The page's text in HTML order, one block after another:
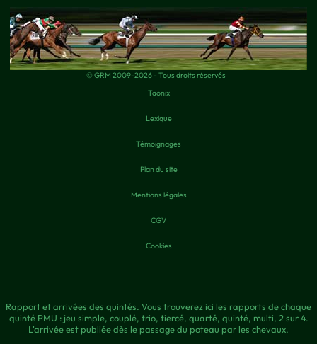
© GRM 2009-2026 - Tous droits réservés
Taonix
Lexique
Témoignages
Plan du site
Mentions légales
CGV
Cookies
Rapport et arrivées des quintés. Vous trouverez ici les rapports de chaque
quinté PMU : jeu simple, couplé, trio, tiercé, quarté, quinté, multi, 2 sur 4.
L'arrivée est publiée dès le passage du poteau par les chevaux.